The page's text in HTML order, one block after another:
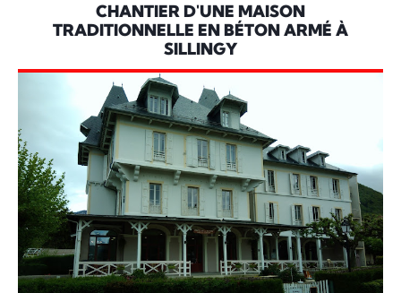
CHANTIER D'UNE MAISON
TRADITIONNELLE EN BÉTON ARMÉ À
SILLINGY